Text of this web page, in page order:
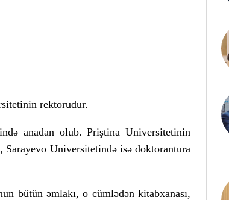
rektorudur.
anadan olub. Priştina Universitetinin
Universitetində isə doktorantura
bütün əmlakı, o cümlədən kitabxanası,